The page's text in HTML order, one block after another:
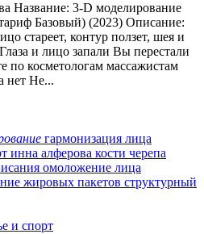
Название: 3-D моделирование
Базовый) (2023) Описание:
стареет, контур ползет, шея и
и лицо запали Вы перестали
по косметологам массажистам
нет Не...
гармонизация лица
инна алферова кости черепа
омоложение лица
жировых пакетов структурный
и спорт